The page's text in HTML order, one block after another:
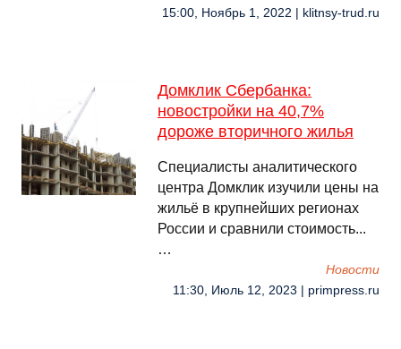
15:00, Ноябрь 1, 2022 | klitnsy-trud.ru
Домклик Сбербанка:
новостройки на 40,7%
дороже вторичного жилья
Специалисты аналитического
центра Домклик изучили цены на
жильё в крупнейших регионах
России и сравнили стоимость...
…
Новости
11:30, Июль 12, 2023 | primpress.ru